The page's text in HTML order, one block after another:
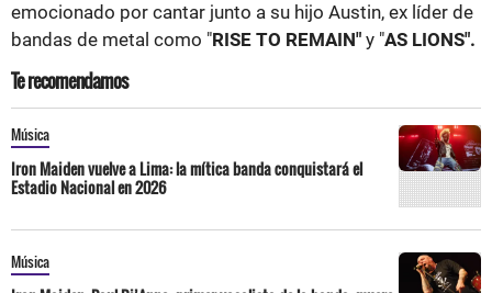
emocionado por cantar junto a su hijo Austin, ex líder de
bandas de metal como "RISE TO REMAIN" y "AS LIONS".
Te recomendamos
Música
Iron Maiden vuelve a Lima: la mítica banda conquistará el
Estadio Nacional en 2026
Música